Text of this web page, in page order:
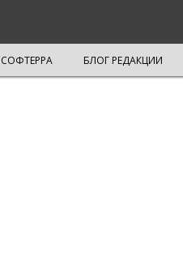
СОФТЕРРА БЛОГ РЕДАКЦИИ